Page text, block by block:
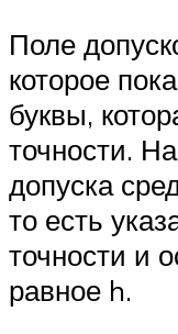
Поле
которое
буквы,
точности.
допуска
то есть
точности и
равное h.